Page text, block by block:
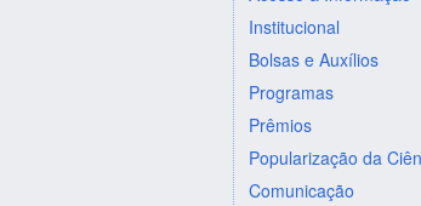
Institucional
Bolsas e Auxílios
Programas
Prêmios
Popularização da
Comunicação